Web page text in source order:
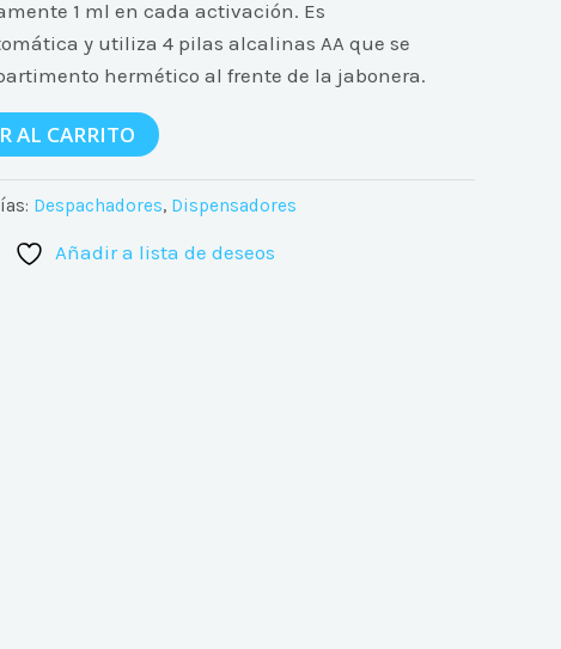
1 ml en cada activación. Es
y utiliza 4 pilas alcalinas AA que se
hermético al frente de la jabonera.
AL CARRITO
Despachadores, Dispensadores
Añadir a lista de deseos